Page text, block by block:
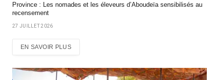
Province : Les nomades et les éleveurs d’Aboudeïa sensibilisés au
recensement
27 JUILLET 2026
EN SAVOIR PLUS